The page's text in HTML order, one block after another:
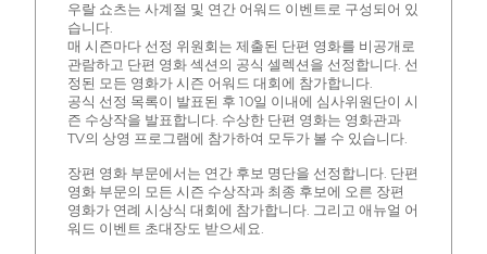
우랄 쇼츠는 사계절 및 연간 어워드 이벤트로 구성되어 있
습니다.
매 시즌마다 선정 위원회는 제출된 단편 영화를 비공개로
관람하고 단편 영화 섹션의 공식 셀렉션을 선정합니다. 선
정된 모든 영화가 시즌 어워드 대회에 참가합니다.
공식 선정 목록이 발표된 후 10일 이내에 심사위원단이 시
즌 수상작을 발표합니다. 수상한 단편 영화는 영화관과
TV의 상영 프로그램에 참가하여 모두가 볼 수 있습니다.
장편 영화 부문에서는 연간 후보 명단을 선정합니다. 단편
영화 부문의 모든 시즌 수상작과 최종 후보에 오른 장편
영화가 연례 시상식 대회에 참가합니다. 그리고 애뉴얼 어
워드 이벤트 초대장도 받으세요.